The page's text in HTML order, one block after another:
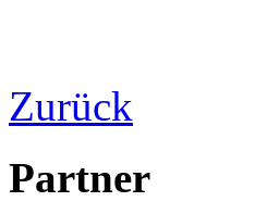
Zurück
Partner